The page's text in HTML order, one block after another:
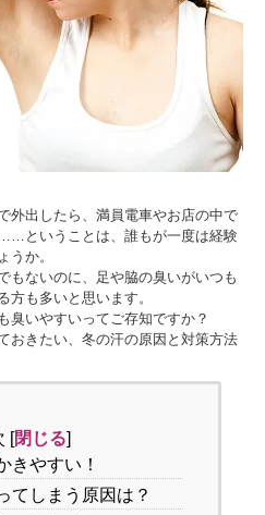
外出したら、満員電車やお店の中で
ということは、誰もが一度は経験
うか。
もないのに、足や脇の臭いがいつも
方も多いと思います。
臭いやすいってご存知ですか？
おきたい、冬の汗の原因と対策方法
[閉じる]
きやすい！
てしまう原因は？